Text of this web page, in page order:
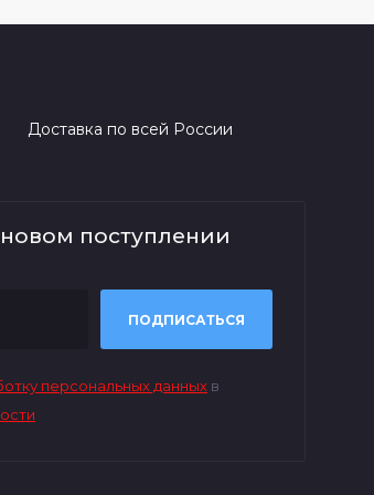
Доставка по всей России
поступлении
персональных данных в
ПОДПИСАТЬСЯ